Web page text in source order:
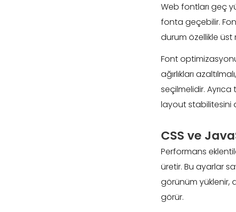
Web fontları geç
fonta geçebilir.
durum özellikle üst
Font
ağırlıkları
seçilmelidir.
layout stabilitesini
CSS ve
Performans
üretir. Bu ayarlar
görünüm yüklenir,
görür.